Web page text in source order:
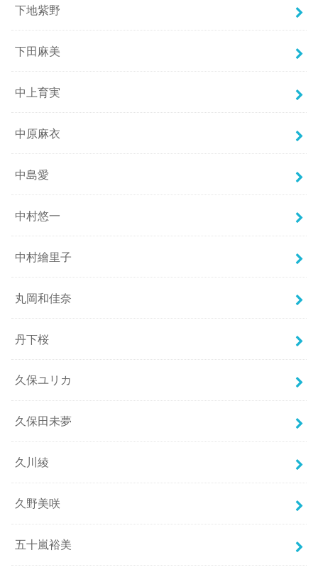
下地紫野
下田麻美
中上育実
中原麻衣
中島愛
中村悠一
中村繪里子
丸岡和佳奈
丹下桜
久保ユリカ
久保田未夢
久川綾
久野美咲
五十嵐裕美